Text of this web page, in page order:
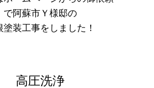
で阿蘇市Ｙ様邸の
塗装工事をしました！
高圧洗浄